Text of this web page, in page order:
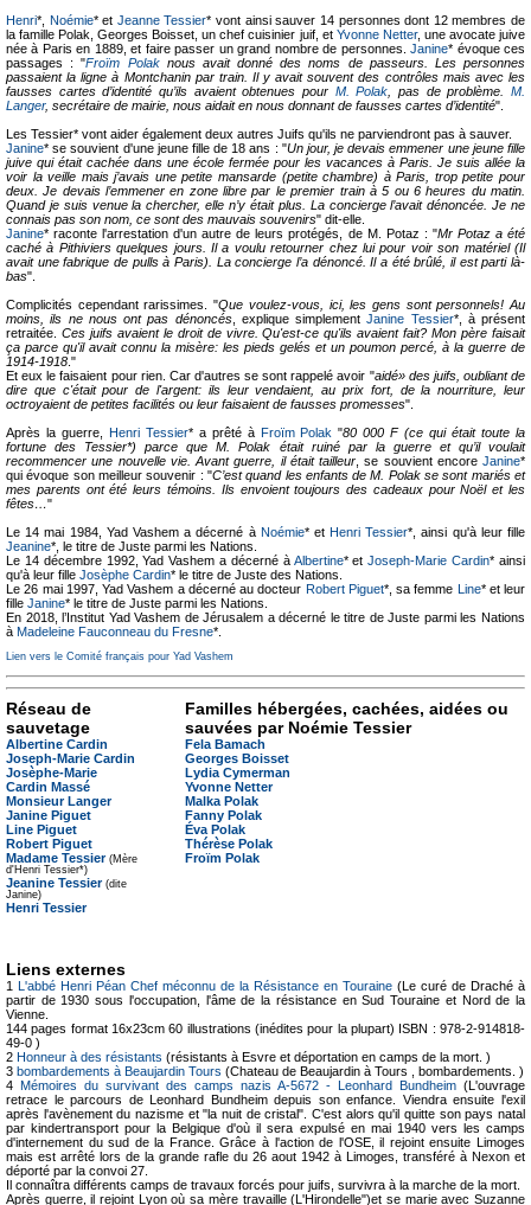
Henri*, Noémie* et Jeanne Tessier* vont ainsi sauver 14 personnes dont 12 membres de
la famille Polak, Georges Boisset, un chef cuisinier juif, et Yvonne Netter, une avocate juive
née à Paris en 1889, et faire passer un grand nombre de personnes.Janine* évoque ces
passages : "Froïm Polaknous avait donné des noms de passeurs. Les personnes
passaient la ligne à Montchanin par train. Il y avait souvent des contrôles mais avec les
fausses cartes d’identité qu’ils avaient obtenues pour M. Polak , pas de problème.M.
Langer, secrétaire de mairie, nous aidait en nous donnant de fausses cartes d’identité".
Les Tessier* vont aider également deux autres Juifs qu'ils ne parviendront pas à sauver.
Janine* se souvient d'une jeune fille de 18 ans : "Un jour, je devais emmener une jeune fille
juive qui était cachée dans une école fermée pour les vacances à Paris. Je suis allée la
voir la veille mais j’avais une petite mansarde (petite chambre) à Paris, trop petite pour
deux. Je devais l’emmener en zone libre par le premier train à 5 ou 6 heures du matin.
Quand je suis venue la chercher, elle n’y était plus. La concierge l’avait dénoncée. Je ne
connais pas son nom, ce sont des mauvais souvenirs" dit-elle.
Janine* raconte l'arrestation d'un autre de leurs protégés, de M. Potaz : "Mr Potaz a été
caché à Pithiviers quelques jours. Il a voulu retourner chez lui pour voir son matériel (Il
avait une fabrique de pulls à Paris). La concierge l’a dénoncé. Il a été brûlé, il est parti là-
bas".
Complicités cependant rarissimes. "Que voulez-vous, ici, les gens sont personnels! Au
moins, ils ne nous ont pas dénoncés, explique simplementJanine Tessier*, à présent
retraitée. Ces juifs avaient le droit de vivre. Qu'est-ce qu'ils avaient fait? Mon père faisait
ça parce qu'il avait connu la misère: les pieds gelés et un poumon percé, à la guerre de
1914-1918 ."
Et eux le faisaient pour rien. Car d'autres se sont rappelé avoir "aidé» des juifs, oubliant de
dire que c'était pour de l'argent: ils leur vendaient, au prix fort, de la nourriture, leur
octroyaient de petites facilités ou leur faisaient de fausses promesses".
Après la guerre, Henri Tessier* a prêté à Froïm Polak "80 000 F (ce qui était toute la
fortune des Tessier*) parce que M. Polak était ruiné par la guerre et qu’il voulait
recommencer une nouvelle vie. Avant guerre, il était tailleur , se souvient encore Janine*
qui évoque son meilleur souvenir : "C’est quand les enfants de M. Polak se sont mariés et
mes parents ont été leurs témoins. Ils envoient toujours des cadeaux pour Noël et les
fêtes…"
Le 14 mai 1984, Yad Vashem a décerné à Noémie* etHenri Tessier*, ainsi qu'à leur fille
Jeanine*, le titre de Juste parmi les Nations.
Le 14 décembre 1992, Yad Vashem a décerné à Albertine* etJoseph-Marie Cardin* ainsi
qu'à leur fille Josèphe Cardin* le titre de Juste des Nations.
Le 26 mai 1997, Yad Vashem a décerné au docteur Robert Piguet*, sa femme Line* et leur
fille Janine* le titre de Juste parmi les Nations.
En 2018, l’Institut Yad Vashem de Jérusalem a décerné le titre de Juste parmi les Nations
à Madeleine Fauconneau du Fresne*.
Lien vers le Comité français pour Yad Vashem
Réseau de
sauvetage
Albertine Cardin
Joseph-Marie Cardin
Josèphe-Marie
Cardin Massé
Monsieur Langer
Janine Piguet
Line Piguet
Robert Piguet
Madame Tessier (Mère
d'Henri Tessier*)
Jeanine Tessier (dite
Janine)
Henri Tessier
Familles hébergées, cachées, aidées ou
sauvées par Noémie Tessier
Fela Bamach
Georges Boisset
Lydia Cymerman
Yvonne Netter
Malka Polak
Fanny Polak
Éva Polak
Thérèse Polak
Froïm Polak
Liens externes
1 L'abbé Henri Péan Chef méconnu de la Résistance en Touraine (Le curé de Draché à
partir de 1930 sous l'occupation, l'âme de la résistance en Sud Touraine et Nord de la
Vienne.
144 pages format 16x23cm 60 illustrations (inédites pour la plupart) ISBN : 978-2-914818-
49-0 )
2 Honneur à des résistants (résistants à Esvre et déportation en camps de la mort. )
3 bombardements à Beaujardin Tours (Chateau de Beaujardin à Tours , bombardements. )
4 Mémoires du survivant des camps nazis A-5672 - Leonhard Bundheim (L'ouvrage
retrace le parcours de Leonhard Bundheim depuis son enfance. Viendra ensuite l'exil
après l'avènement du nazisme et "la nuit de cristal". C'est alors qu'il quitte son pays natal
par kindertransport pour la Belgique d'où il sera expulsé en mai 1940 vers les camps
d'internement du sud de la France. Grâce à l'action de l'OSE, il rejoint ensuite Limoges
mais est arrêté lors de la grande rafle du 26 aout 1942 à Limoges, transféré à Nexon et
déporté par la convoi 27.
Il connaîtra différents camps de travaux forcés pour juifs, survivra à la marche de la mort.
Après guerre, il rejoint Lyon où sa mère travaille (L'Hirondelle")et se marie avec Suzanne